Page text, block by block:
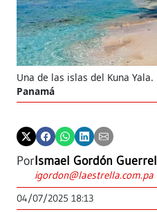
Una de las islas del Kuna Yala.
Panamá
PorIsmael Gordón Guerrel
igordon@laestrella.com.pa
04/07/2025 18:13